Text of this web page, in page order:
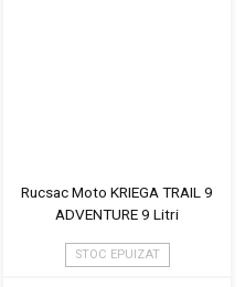
Rucsac Moto KRIEGA TRAIL 9
ADVENTURE 9 Litri
STOC EPUIZAT